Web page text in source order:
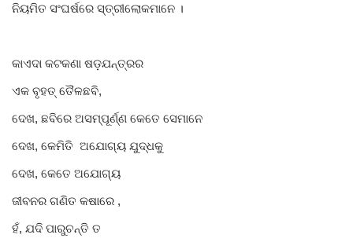
ସିନେମା
ଭିଡିଓ
ନିୟମିତ ସଂଘର୍ଷରେ ସ୍ତ୍ରୀଲୋକମାନେ ।
କାଏଦା କଟକଣା ଷଡ଼ଯନ୍ତ୍ରର
ଏକ ବୃହତ୍ ତୈଳଛବି,
ଦେଖ, ଛବିରେ ଅସମ୍ପୂର୍ଣ୍ଣ କେତେ ସେମାନେ
ଦେଖ, କେମିତି ଅଯୋଗ୍ୟ ଯୁଦ୍ଧକୁ
ଦେଖ, କେତେ ଅଯୋଗ୍ୟ
ଜୀବନର ଗଣିତ କଷାରେ ,
ହଁ, ଯଦି ପାରୁଚନ୍ତି ତ